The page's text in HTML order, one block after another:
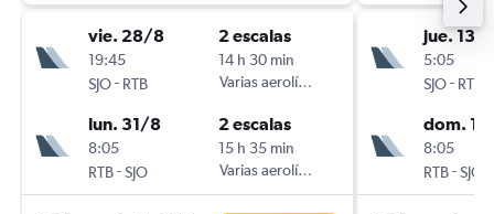
vie. 28/8
19:45
SJO- RTB
2 escalas
14 h 30 min
Varias aerolíneas
lun. 31/8
8:05
RTB-SJO
2 escalas
15 h 35 min
Varias aerolíneas
jue. 13/
5:05
SJO- RTB
dom.
8:05
RTB-SJO